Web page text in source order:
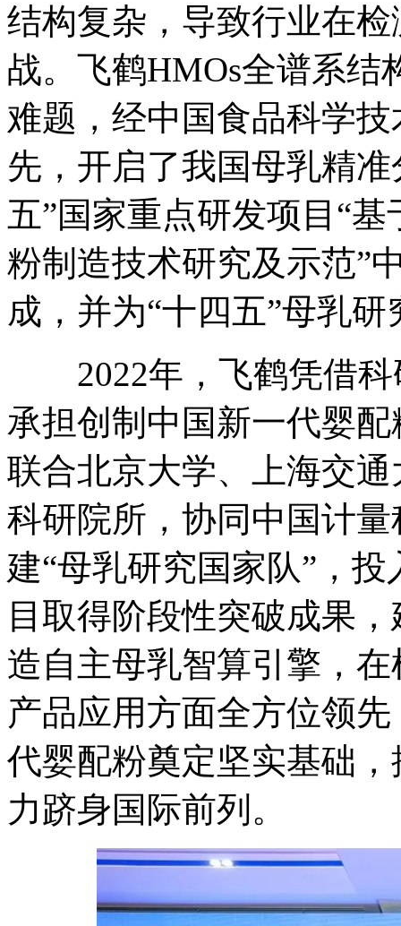
结构复杂，导致行业在
战。飞鹤HMOs全谱系结
难题，经中国食品科学
先，开启了我国母乳精
五”国家重点研发项目“
粉制造技术研究及示范”
成，并为“十四五”母乳
2022年，飞鹤凭借科
承担创制中国新一代婴
联合北京大学、上海交
科研院所，协同中国计
建“母乳研究国家队”，
目取得阶段性突破成果
造自主母乳智算引擎，
产品应用方面全方位领
代婴配粉奠定坚实基础
力跻身国际前列。